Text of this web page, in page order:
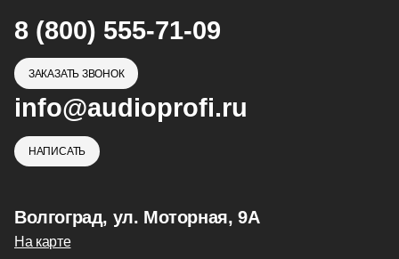
8 (800) 555-71-09
ЗАКАЗАТЬ ЗВОНОК
info@audioprofi.ru
НАПИСАТЬ
Волгоград, ул. Моторная, 9А
На карте